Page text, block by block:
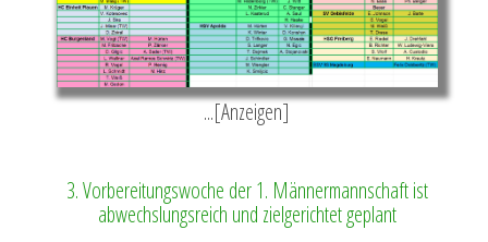
...[Anzeigen]
3. Vorbereitungswoche der 1. Männermannschaft ist
abwechslungsreich und zielgerichtet geplant